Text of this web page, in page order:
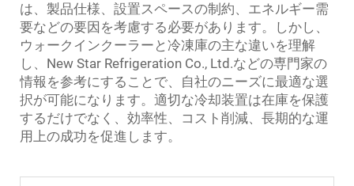
は、製品仕様、設置スペースの制約、エネルギー需
要などの要因を考慮する必要があります。しかし、
ウォークインクーラーと冷凍庫の主な違いを理解
し、New Star Refrigeration Co., Ltd.などの専門家の
情報を参考にすることで、自社のニーズに最適な選
択が可能になります。適切な冷却装置は在庫を保護
するだけでなく、効率性、コスト削減、長期的な運
用上の成功を促進します。